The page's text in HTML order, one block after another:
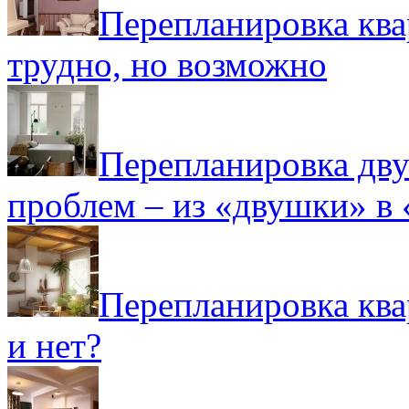
Перепланировка
трудно, но возможно
Перепланировка
проблем – из «двушки» в
Перепланировка
и нет?